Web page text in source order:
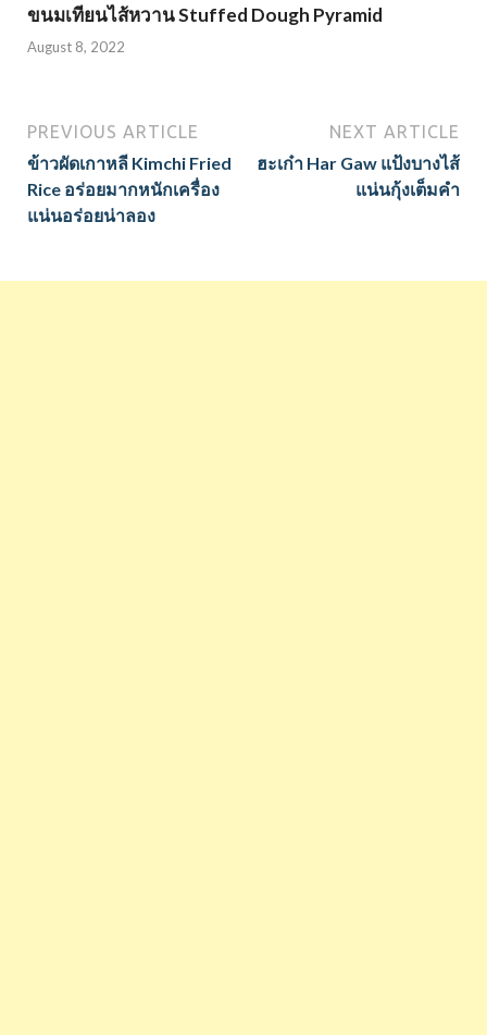
ขนมเทียนไส้หวาน Stuffed Dough Pyramid
August 8, 2022
PREVIOUS ARTICLE
ข้าวผัดเกาหลี Kimchi Fried
Rice อร่อยมากหนักเครื่อง
แน่นอร่อยน่าลอง
NEXT ARTICLE
ฮะเก๋า Har Gaw แป้งบางไส้
แน่นกุ้งเต็มคำ